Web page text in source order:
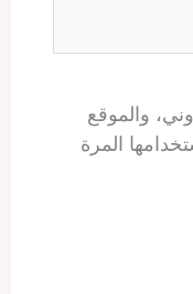
والموقع
المرة